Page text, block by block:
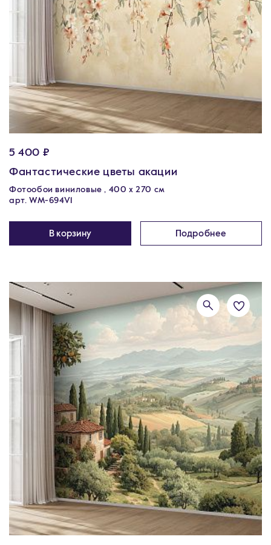
5 400 ₽
Фантастические цветы акации
Фотообои виниловые , 400 х 270 см
арт. WM-694V1
В корзину Подробнее